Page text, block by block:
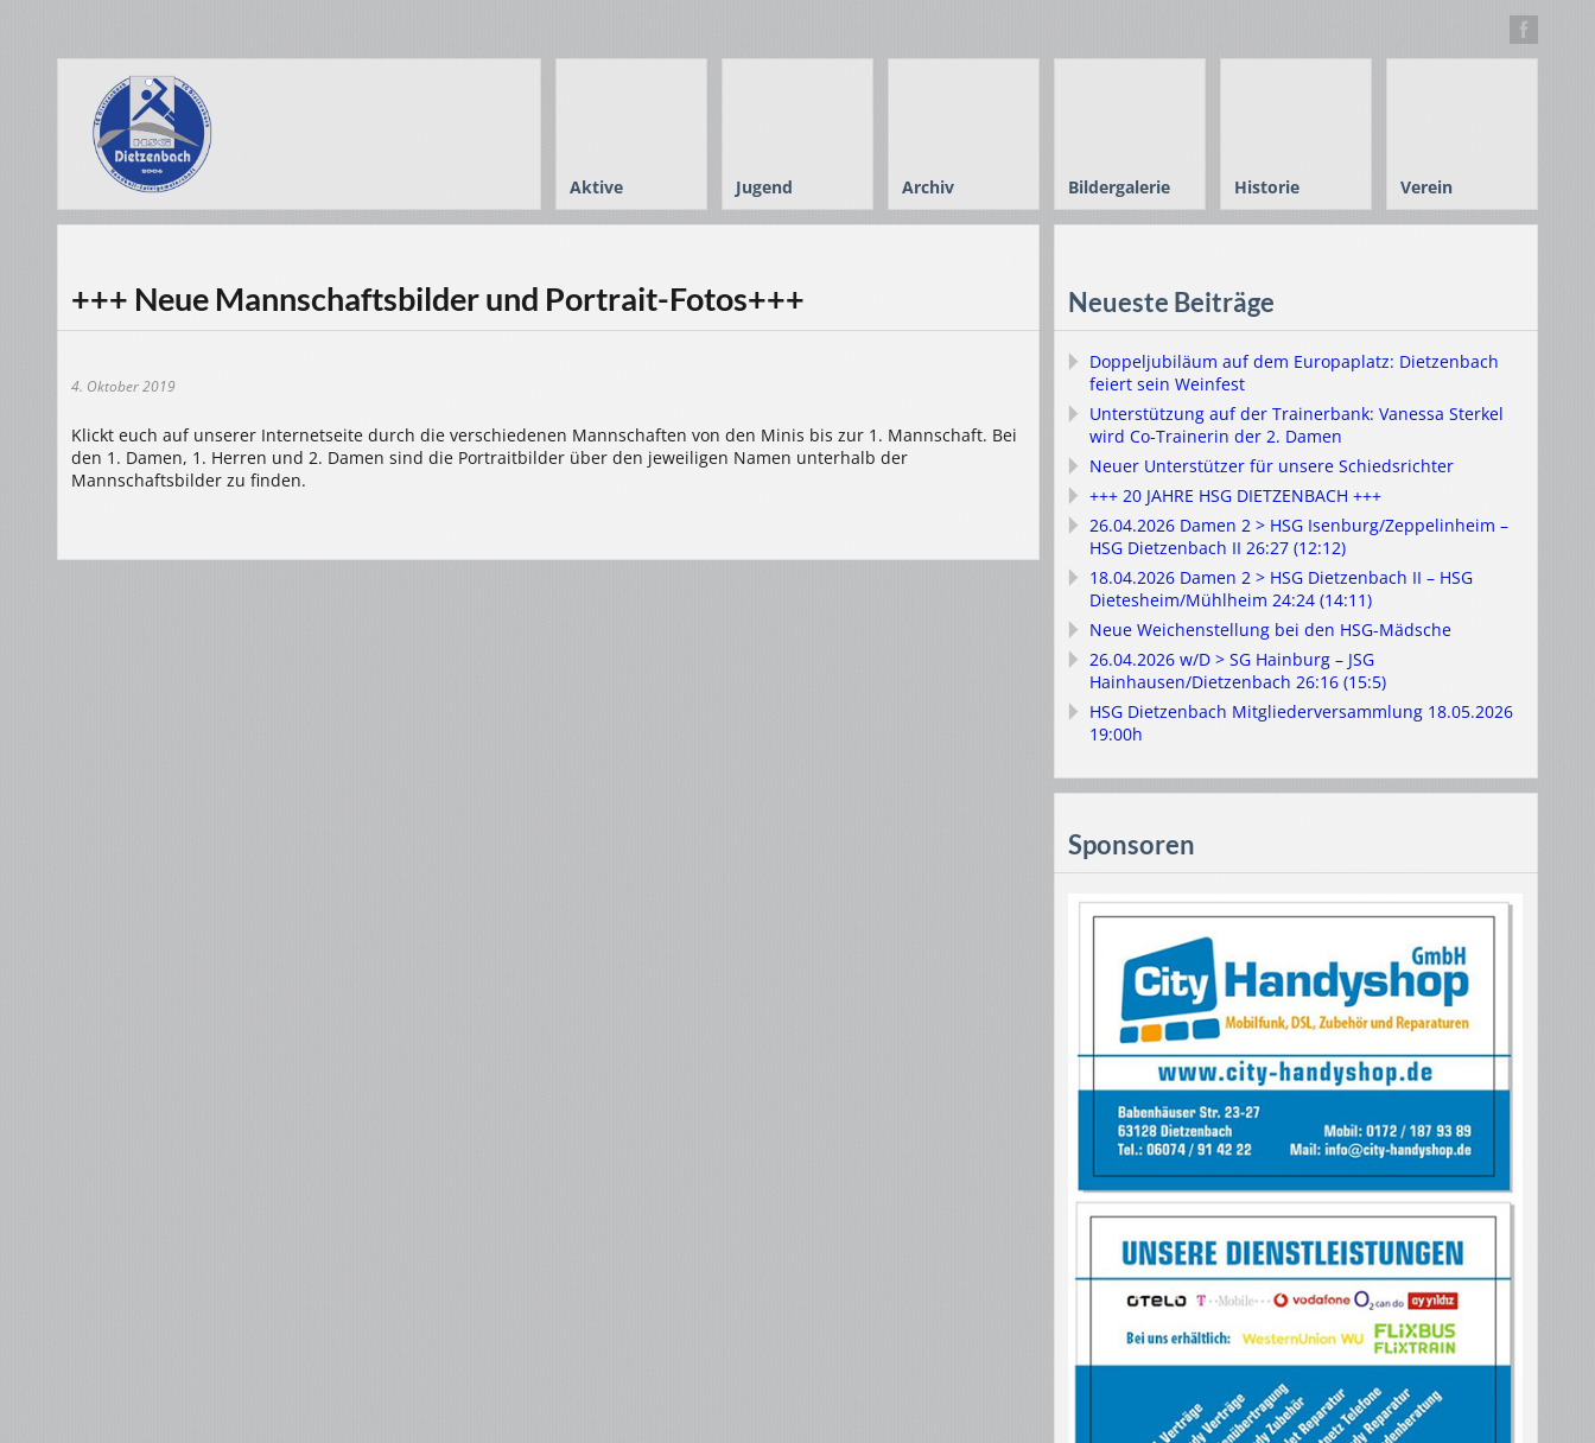
Aktive Jugend Archiv Bildergalerie Historie Verein
+++ Neue Mannschaftsbilder und Portrait-Fotos+++
4. Oktober 2019
Klickt euch auf unserer Internetseite durch die verschiedenen Mannschaften von den Minis bis zur 1. Mannschaft. Bei
den 1. Damen, 1. Herren und 2. Damen sind die Portraitbilder über den jeweiligen Namen unterhalb der
Mannschaftsbilder zu finden.
Neueste Beiträge
Doppeljubiläum auf dem Europaplatz: Dietzenbach
feiert sein Weinfest
Unterstützung auf der Trainerbank: Vanessa Sterkel
wird Co-Trainerin der 2. Damen
Neuer Unterstützer für unsere Schiedsrichter
+++ 20 JAHRE HSG DIETZENBACH +++
26.04.2026 Damen 2 > HSG Isenburg/Zeppelinheim –
HSG Dietzenbach II 26:27 (12:12)
18.04.2026 Damen 2 > HSG Dietzenbach II – HSG
Dietesheim/Mühlheim 24:24 (14:11)
Neue Weichenstellung bei den HSG-Mädsche
26.04.2026 w/D > SG Hainburg – JSG
Hainhausen/Dietzenbach 26:16 (15:5)
HSG Dietzenbach Mitgliederversammlung 18.05.2026
19:00h
Sponsoren